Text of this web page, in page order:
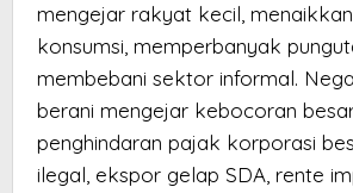
mengejar rakyat kecil,
konsumsi, memperbanyak
membebani sektor informal.
berani mengejar kebocoran
penghindaran pajak korporasi
ilegal, ekspor gelap SDA, rente